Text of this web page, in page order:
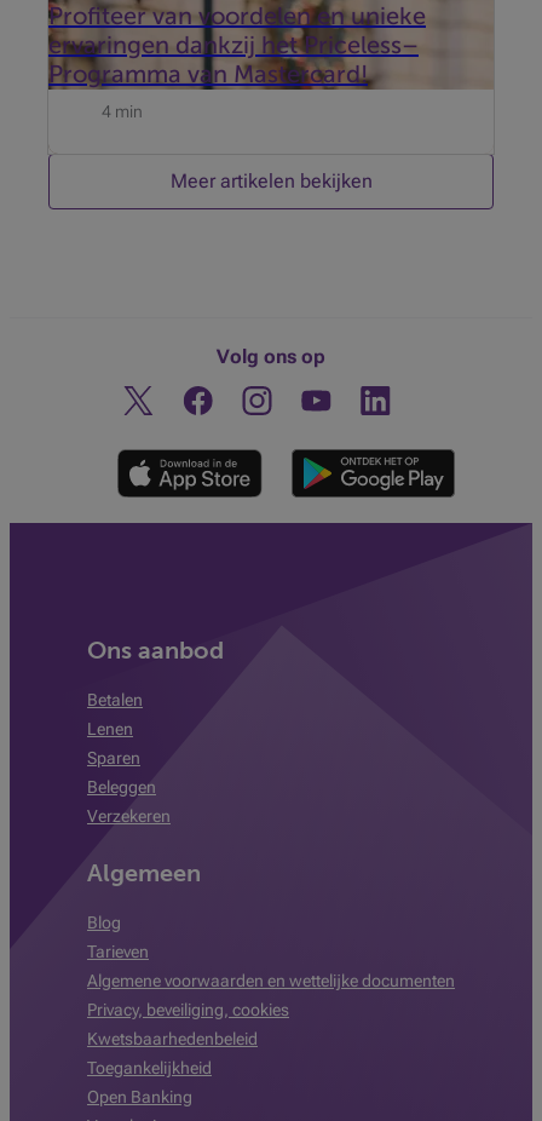
Profiteer van voordelen en unieke
ervaringen dankzij het Priceless–
Programma van Mastercard!
4 min
Meer artikelen bekijken
Volg ons op
Twitter FacebookInstagramOntdek ons YouTube-kanaal
Linkedin
Ons aanbod
Betalen
Lenen
Sparen
Beleggen
Verzekeren
Algemeen
Blog
Tarieven
Algemene voorwaarden en wettelijke documenten
Privacy, beveiliging, cookies
Kwetsbaarhedenbeleid
Toegankelijkheid
Open Banking